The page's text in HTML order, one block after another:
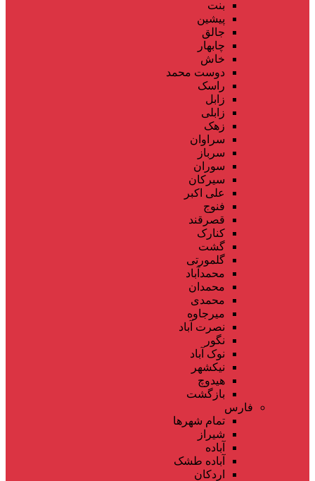
بنت
پیشین
جالق
چابهار
خاش
دوست محمد
راسک
زابل
زابلی
زهک
سراوان
سرباز
سوران
سیرکان
علی اکبر
فنوج
قصرقند
کنارک
گشت
گلمورتی
محمدآباد
محمدان
محمدی
میرجاوه
نصرت آباد
نگور
نوک آباد
نیکشهر
هیدوچ
بازگشت
فارس
تمام شهر‌ها
شیراز
آباده
آباده طشک
اردکان